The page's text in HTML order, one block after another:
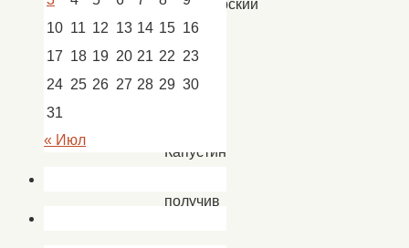
волонтерский
отряд
«Добрые
сердца»
Капустин
получив
10 11 12 13 14 15 16
17 18 19 20 21 22 23
24 25 26 27 28 29 30
31
« Июл